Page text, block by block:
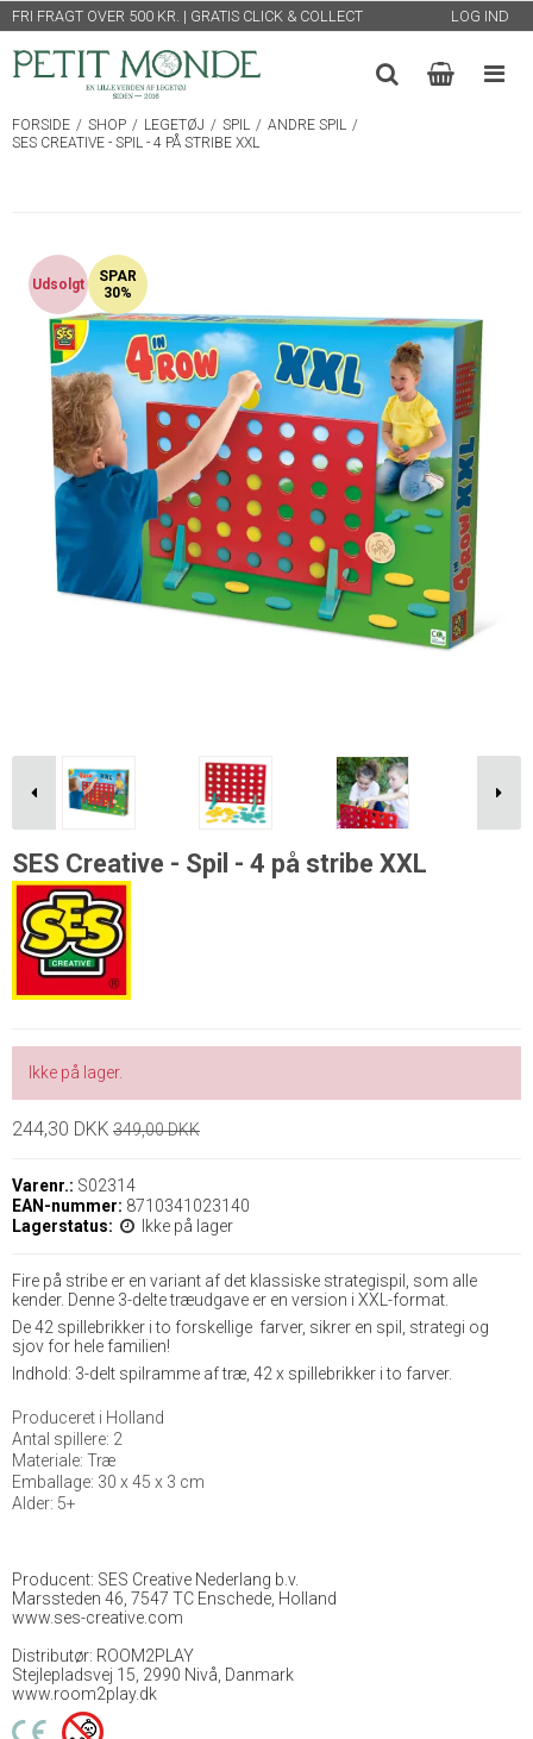
FRI FRAGT OVER 500 KR. | GRATIS CLICK & COLLECT LOG IND
FORSIDE / SHOP / LEGETØJ / SPIL / ANDRE SPIL /
SES CREATIVE - SPIL - 4 PÅ STRIBE XXL
Udsolgt
SPAR
30%
SES Creative - Spil - 4 på stribe XXL
Ikke på lager.
244,30 DKK 349,00 DKK
Varenr.: S02314
EAN-nummer: 8710341023140
Lagerstatus:
Ikke på lager
Fire på stribe er en variant af det klassiske strategispil, som alle
kender. Denne 3-delte træudgave er en version i XXL-format.
De 42 spillebrikker i to forskellige farver, sikrer en spil, strategi og
sjov for hele familien!
Indhold: 3-delt spilramme af træ, 42 x spillebrikker i to farver.
Produceret i Holland
Antal spillere: 2
Materiale: Træ
Emballage: 30 x 45 x 3 cm
Alder: 5+
Producent: SES Creative Nederlang b.v.
Marssteden 46, 7547 TC Enschede, Holland
www.ses-creative.com
Distributør: ROOM2PLAY
Stejlepladsvej 15, 2990 Nivå, Danmark
www.room2play.dk